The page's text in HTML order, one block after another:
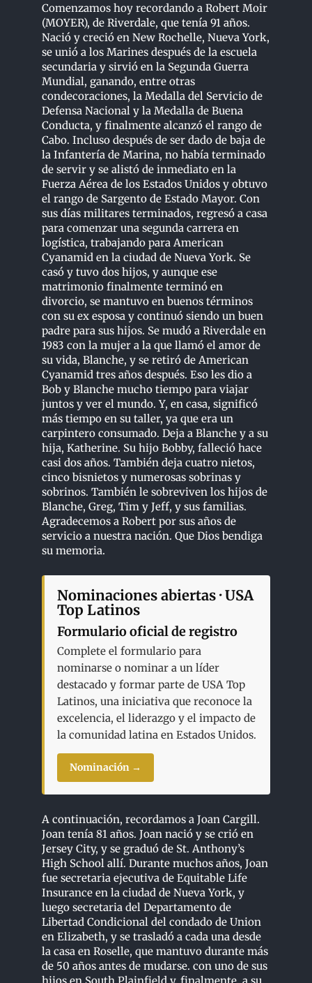
Comenzamos hoy recordando a Robert Moir
(MOYER), de Riverdale, que tenía 91 años.
Nació y creció en New Rochelle, Nueva York,
se unió a los Marines después de la escuela
secundaria y sirvió en la Segunda Guerra
Mundial, ganando, entre otras
condecoraciones, la Medalla del Servicio de
Defensa Nacional y la Medalla de Buena
Conducta, y finalmente alcanzó el rango de
Cabo. Incluso después de ser dado de baja de
la Infantería de Marina, no había terminado
de servir y se alistó de inmediato en la
Fuerza Aérea de los Estados Unidos y obtuvo
el rango de Sargento de Estado Mayor. Con
sus días militares terminados, regresó a casa
para comenzar una segunda carrera en
logística, trabajando para American
Cyanamid en la ciudad de Nueva York. Se
casó y tuvo dos hijos, y aunque ese
matrimonio finalmente terminó en
divorcio, se mantuvo en buenos términos
con su ex esposa y continuó siendo un buen
padre para sus hijos. Se mudó a Riverdale en
1983 con la mujer a la que llamó el amor de
su vida, Blanche, y se retiró de American
Cyanamid tres años después. Eso les dio a
Bob y Blanche mucho tiempo para viajar
juntos y ver el mundo. Y, en casa, significó
más tiempo en su taller, ya que era un
carpintero consumado. Deja a Blanche y a su
hija, Katherine. Su hijo Bobby, falleció hace
casi dos años. También deja cuatro nietos,
cinco bisnietos y numerosas sobrinas y
sobrinos. También le sobreviven los hijos de
Blanche, Greg, Tim y Jeff, y sus familias.
Agradecemos a Robert por sus años de
servicio a nuestra nación. Que Dios bendiga
su memoria.
Nominaciones abiertas · USA
Top Latinos
Formulario oficial de registro
Complete el formulario para
nominarse o nominar a un líder
destacado y formar parte de USA Top
Latinos, una iniciativa que reconoce la
excelencia, el liderazgo y el impacto de
la comunidad latina en Estados Unidos.
Nominación →
A continuación, recordamos a Joan Cargill.
Joan tenía 81 años. Joan nació y se crió en
Jersey City, y se graduó de St. Anthony’s
High School allí. Durante muchos años, Joan
fue secretaria ejecutiva de Equitable Life
Insurance en la ciudad de Nueva York, y
luego secretaria del Departamento de
Libertad Condicional del condado de Union
en Elizabeth, y se trasladó a cada una desde
la casa en Roselle, que mantuvo durante más
de 50 años antes de mudarse. con uno de sus
hijos en South Plainfield y, finalmente, a su